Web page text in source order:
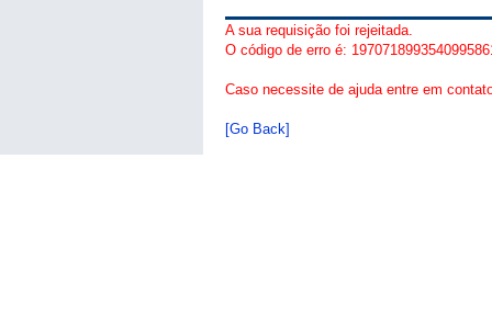
A sua requisição foi rejeitada.
O código de erro é:
Caso necessite de ajuda entre em
[Go Back]